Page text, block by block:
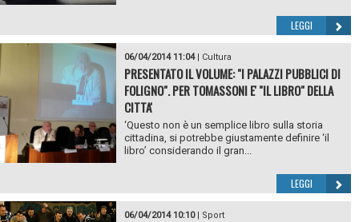
LEGGI
06/04/2014 11:04| Cultura
PRESENTATO IL VOLUME: "I PALAZZI PUBBLICI DI
FOLIGNO". PER TOMASSONI E' "IL LIBRO" DELLA
CITTA'
‘Questo non è un semplice libro sulla storia
cittadina, si potrebbe giustamente definire ‘il
libro’ considerando il gran...
LEGGI
06/04/2014 10:10| Sport